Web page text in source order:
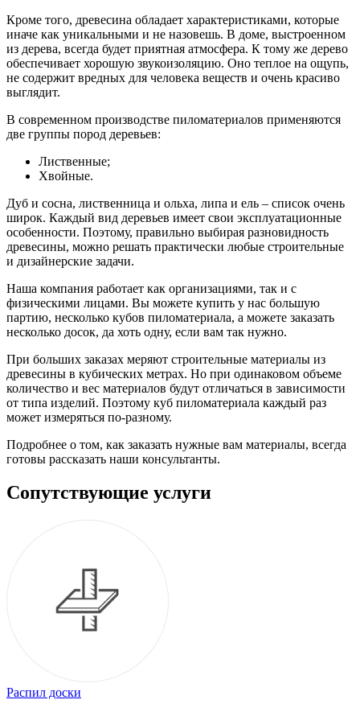
Кроме того, древесина обладает характеристиками, которые
иначе как уникальными и не назовешь. В доме, выстроенном
из дерева, всегда будет приятная атмосфера. К тому же дерево
обеспечивает хорошую звукоизоляцию. Оно теплое на ощупь,
не содержит вредных для человека веществ и очень красиво
выглядит.
В современном производстве пиломатериалов применяются
две группы пород деревьев:
Лиственные;
Хвойные.
Дуб и сосна, лиственница и ольха, липа и ель – список очень
широк. Каждый вид деревьев имеет свои эксплуатационные
особенности. Поэтому, правильно выбирая разновидность
древесины, можно решать практически любые строительные
и дизайнерские задачи.
Наша компания работает как организациями, так и с
физическими лицами. Вы можете купить у нас большую
партию, несколько кубов пиломатериала, а можете заказать
несколько досок, да хоть одну, если вам так нужно.
При больших заказах меряют строительные материалы из
древесины в кубических метрах. Но при одинаковом объеме
количество и вес материалов будут отличаться в зависимости
от типа изделий. Поэтому куб пиломатериала каждый раз
может измеряться по-разному.
Подробнее о том, как заказать нужные вам материалы, всегда
готовы рассказать наши консультанты.
Сопутствующие услуги
Распил доски